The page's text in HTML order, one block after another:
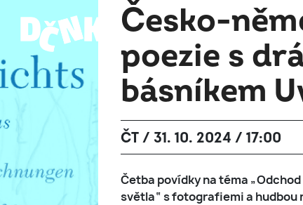
Česko-
poezie s
básníkem
ČT / 31. 10. 2024 / 17:00
Četba povídky na téma
světla“ s fotografiemi a hudbou